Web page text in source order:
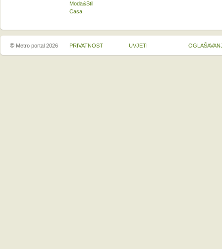
Moda&Stil
Casa
© Metro portal 2026 PRIVATNOST UVJETI